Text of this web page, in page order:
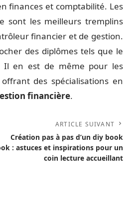
finances et comptabilité. Les
sont les meilleurs tremplins
financier et de gestion.
des diplômes tels que le
Il en est de même pour les
offrant des spécialisations en
financière.
ARTICLE SUIVANT
Création pas à pas d’un diy book
: astuces et inspirations pour un
coin lecture accueillant